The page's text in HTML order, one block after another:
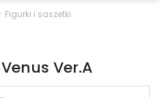
Figurki i saszetki
Ver.A